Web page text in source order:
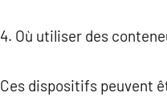
4. Où utiliser des
Ces dispositifs peuvent